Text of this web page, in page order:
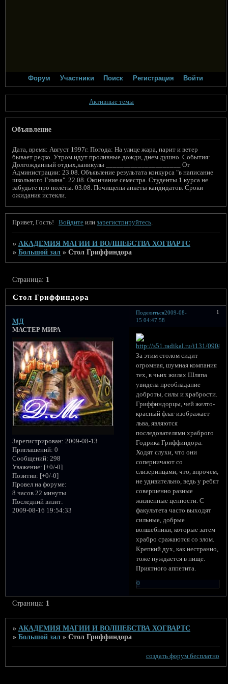
Форум Участники Поиск Регистрация Войти
Активные темы
Объявление
Дата, время: Август 1997г. Погода: На улице жара, парит и ветер
бывает редко. Утром идут проливные дожди, днем душно. События:
Долгожданный отдых,каникулы _____________________ От
Администрации: 23.08. Объявление результата конкурса "в написание
школьного Гимна". 22.08. Окончание семестра. Студенты 1 курса не
забудьте про полёты. 03.08. Почищены анкеты кандидатов. Сроки
ожидания истекли.
Привет, Гость! Войдите илизарегистрируйтесь.
» АКАДЕМИЯ МАГИИ И ВОЛШЕБСТВА ХОГВАРТС
»Большой зал »Стол Гриффиндора
Стол Гриффиндора
Страница: 1
Поделиться 1
2009-08-
15 04:47:58
МД
МАСТЕР МИРА
Зарегистрирован: 2009-08-13
Приглашений: 0
Сообщений: 298
Уважение: [+0/-0]
Позитив: [+0/-0]
Провел на форуме:
8 часов 22 минуты
Последний визит:
2009-08-16 19:54:33
За этим столом сидит
огромная, шумная компания
тех, в чьих жилах Шляпа
увидела преобладание
доброты, силы и храбрости.
Гриффиндорцы, чей желто-
красный флаг изображает
льва, являются
последователями храброго
Годрика Гриффиндора.
Ходят слухи, что они
соперничают со
слизеринцами, что, впрочем,
не удивительно, ведь у ребят
совершенно разные
жизненные ценности. С
факультета часто выходят
сильные, добрые
волшебники, которые затем
храбро сражаются со злом.
Крепкий дух, как нестранно,
тоже нуждается в пище.
Приятного аппетита.
0
Страница: 1
»АКАДЕМИЯ МАГИИ И ВОЛШЕБСТВА ХОГВАРТС
»Большой зал »Стол Гриффиндора
создать форум бесплатно